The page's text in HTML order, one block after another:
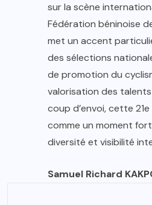
sur la scène
Fédération béninoise
met un accent
des sélections
de promotion du
valorisation des
coup d’envoi, cette
comme un moment
diversité et visibilité
Samuel Richard